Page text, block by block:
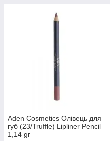
Aden Cosmetics Олівець для
губ (23/Truffle) Lipliner Pencil
1,14 gr